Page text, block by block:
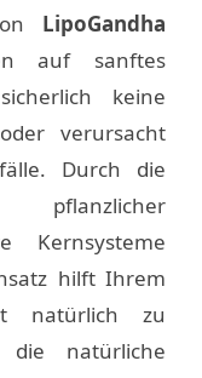
LipoGandha
auf sanftes
keine
verursacht
Durch die
pflanzlicher
Kernsysteme
hilft Ihrem
natürlich zu
die natürliche